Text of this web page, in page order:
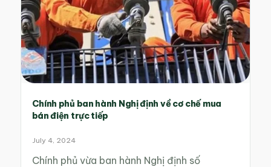
Chính phủ ban hành Nghị định về cơ chế mua
bán điện trực tiếp
July 4, 2024
Chính phủ vừa ban hành Nghị định số